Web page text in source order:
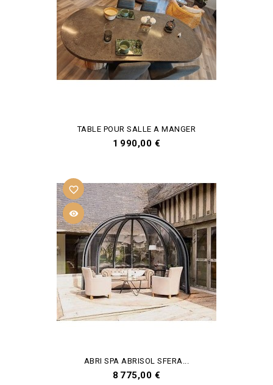
TABLE POUR SALLE A MANGER
Prix
1 990,00 €

favorite_border
ABRI SPA ABRISOL SFERA...
Prix
8 775,00 €